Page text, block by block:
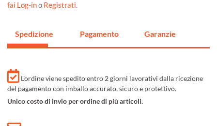
fai Log-ino Registrati.
Spedizione Pagamento Garanzie
L'ordine viene spedito entro 2 giorni lavorativi dalla ricezione
del pagamento con imballo accurato, sicuro e protettivo.
Unico costo di invio per ordine di più articoli.